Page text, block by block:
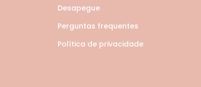
Desapegue
Perguntas frequentes
Política de privacidade